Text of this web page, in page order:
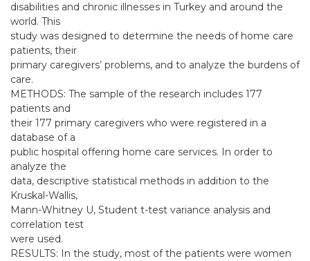
disabilities and chronic illnesses in Turkey and around the
world. This
study was designed to determine the needs of home care
patients, their
primary caregivers’ problems, and to analyze the burdens of
care.
METHODS: The sample of the research includes 177
patients and
their 177 primary caregivers who were registered in a
database of a
public hospital offering home care services. In order to
analyze the
data, descriptive statistical methods in addition to the
Kruskal-Wallis,
Mann-Whitney U, Student t-test variance analysis and
correlation test
were used.
RESULTS: In the study, most of the patients were women